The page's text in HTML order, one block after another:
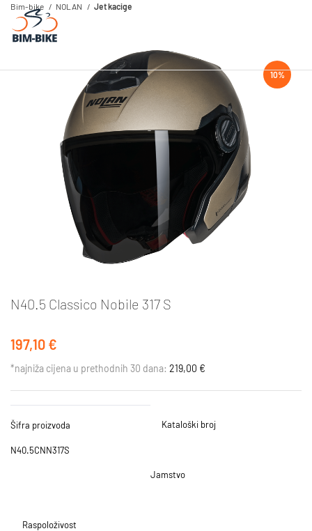
Bim-bike NOLAN Jet kacige
10%
N40.5 Classico Nobile 317 S
197,10 €
*najniža cijena u prethodnih 30 dana: 219,00 €
Šifra proizvoda
N40.5CNN317S
Kataloški broj
Jamstvo
Raspoloživost